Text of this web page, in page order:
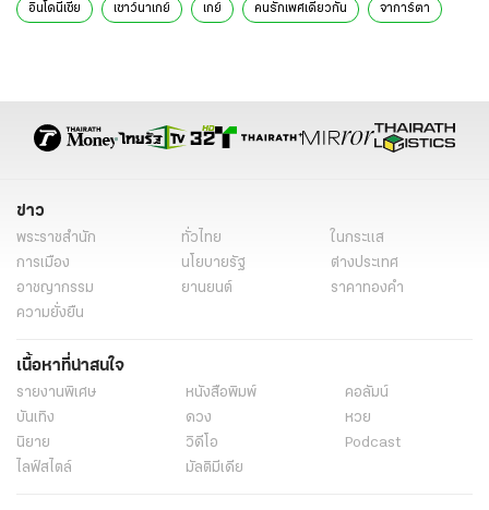
อินโดนีเซีย เซาว์นาเกย์ เกย์ คนรักเพศเดียวกัน จาการ์ตา
ข่าว
พระราชสำนัก ทั่วไทย
ในกระแส
การเมือง
นโยบายรัฐ
ต่างประเทศ
อาชญากรรม
ยานยนต์
ราคาทองคำ
ความยั่งยืน
เนื้อหาที่น่าสนใจ
รายงานพิเศษ หนังสือพิมพ์
คอลัมน์
บันเทิง
ดวง
หวย
นิยาย
วิดีโอ
Podcast
ไลฟ์สไตล์
มัลติมีเดีย